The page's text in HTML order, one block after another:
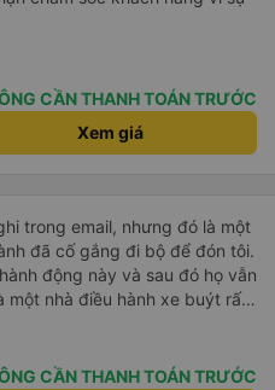
CẦN THANH TOÁN TRƯỚC
Xem giá
trong email, nhưng đó là một
đã cố gắng đi bộ để đón tôi.
động này và sau đó họ vẫn
một nhà điều hành xe buýt rất
CẦN THANH TOÁN TRƯỚC